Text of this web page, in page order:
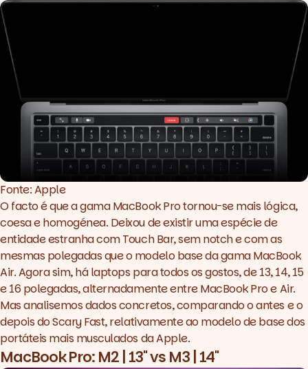
Fonte: Apple
O facto é que a gama MacBook Pro tornou-se mais lógica,
coesa e homogénea. Deixou de existir uma espécie de
entidade estranha com Touch Bar, semnotche com as
mesmas polegadas que o modelo base da gama MacBook
Air. Agora sim, hálaptopspara todos os gostos, de 13, 14, 15
e 16 polegadas, alternadamente entre MacBook Pro e Air.
Mas analisemos dados concretos, comparando o antes e o
depois do Scary Fast, relativamente ao modelo de base dos
portáteis mais musculados da Apple.
MacBook Pro: M2 | 13'' vs M3 | 14''